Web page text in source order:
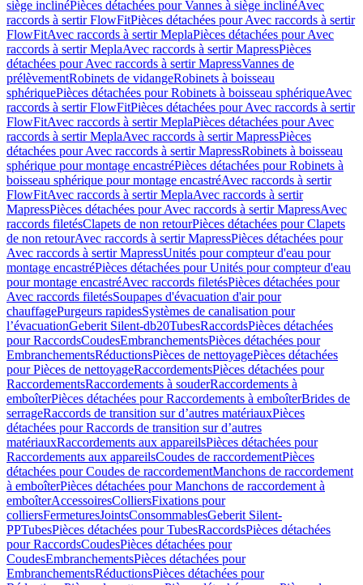
siège inclinéPièces détachées pour Vannes à siège inclinéAvec
raccords à sertir FlowFitPièces détachées pour Avec raccords à sertir
FlowFitAvec raccords à sertir MeplaPièces détachées pour Avec
raccords à sertir MeplaAvec raccords à sertir MapressPièces
détachées pour Avec raccords à sertir MapressVannes de
prélèvementRobinets de vidangeRobinets à boisseau
sphériquePièces détachées pour Robinets à boisseau sphériqueAvec
raccords à sertir FlowFitPièces détachées pour Avec raccords à sertir
FlowFitAvec raccords à sertir MeplaPièces détachées pour Avec
raccords à sertir MeplaAvec raccords à sertir MapressPièces
détachées pour Avec raccords à sertir MapressRobinets à boisseau
sphérique pour montage encastréPièces détachées pour Robinets à
boisseau sphérique pour montage encastréAvec raccords à sertir
FlowFitAvec raccords à sertir MeplaAvec raccords à sertir
MapressPièces détachées pour Avec raccords à sertir MapressAvec
raccords filetésClapets de non retourPièces détachées pour Clapets
de non retourAvec raccords à sertir MapressPièces détachées pour
Avec raccords à sertir MapressUnités pour compteur d'eau pour
montage encastréPièces détachées pour Unités pour compteur d'eau
pour montage encastréAvec raccords filetésPièces détachées pour
Avec raccords filetésSoupapes d'évacuation d'air pour
chauffagePurgeurs rapidesSystèmes de canalisation pour
l’évacuationGeberit Silent-db20TubesRaccordsPièces détachées
pour RaccordsCoudesEmbranchementsPièces détachées pour
EmbranchementsRéductionsPièces de nettoyagePièces détachées
pour Pièces de nettoyageRaccordementsPièces détachées pour
RaccordementsRaccordements à souderRaccordements à
emboîterPièces détachées pour Raccordements à emboîterBrides de
serrageRaccords de transition sur d’autres matériauxPièces
détachées pour Raccords de transition sur d’autres
matériauxRaccordements aux appareilsPièces détachées pour
Raccordements aux appareilsCoudes de raccordementPièces
détachées pour Coudes de raccordementManchons de raccordement
à emboîterPièces détachées pour Manchons de raccordement à
emboîterAccessoiresColliersFixations pour
colliersFermeturesJointsConsommablesGeberit Silent-
PPTubesPièces détachées pour TubesRaccordsPièces détachées
pour RaccordsCoudesPièces détachées pour
CoudesEmbranchementsPièces détachées pour
EmbranchementsRéductionsPièces détachées pour